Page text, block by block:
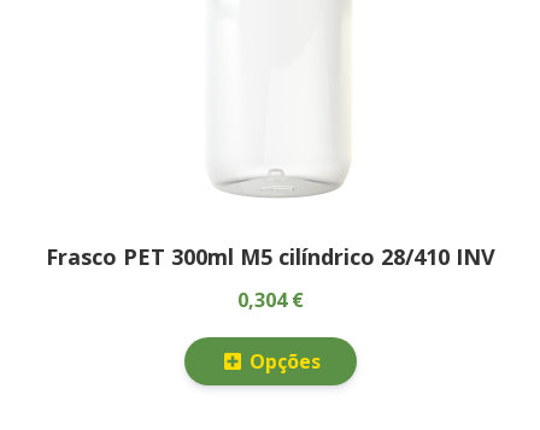
Frasco PET 300ml M5 cilíndrico 28/410 INV
0,304 €
Opções